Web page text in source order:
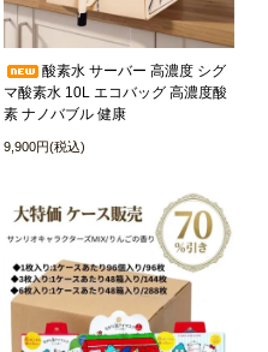
酸素水 サーバー 高濃度 シグ
マ酸素水 10L エコバッグ 高濃度酸
素 ナノバブル 健康
9,900円(税込)